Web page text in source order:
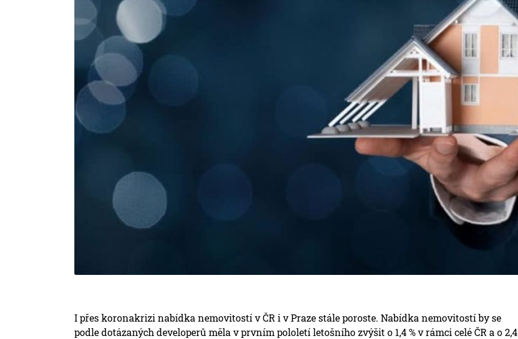
I přes koronakrizi nabídka nemovitostí v ČR i v Praze stále poroste. Nabídka nemovitostí by se
podle dotázaných developerů měla v prvním pololetí letošního zvýšit o 1,4 % v rámci celé ČR a o 2,4